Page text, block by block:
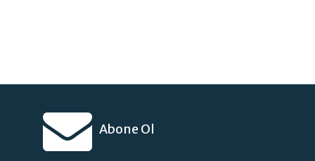
Abone Ol